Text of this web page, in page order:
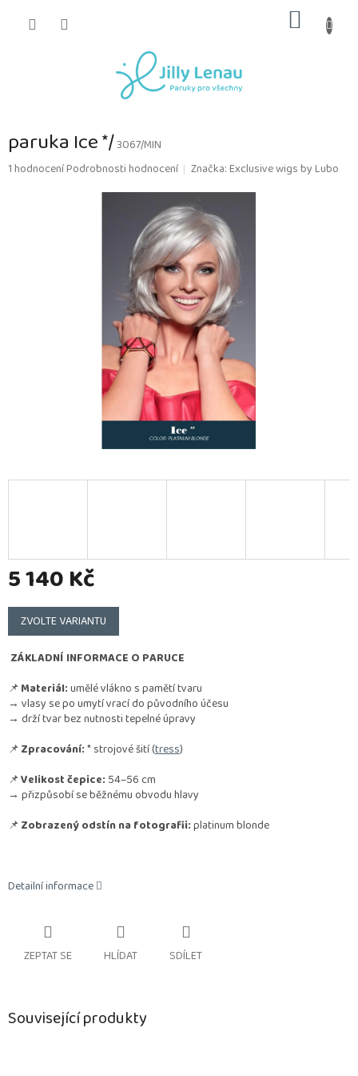
KOŠÍK
paruka Ice */3067/MIN
Průměrné
1 hodnoceníPodrobnosti hodnocení Značka:Exclusive wigs by Lubo
5 140 Kč
Měrná
cena:
ZVOLTE VARIANTU
ZÁKLADNÍ INFORMACE O PARUCE
📌Materiál:umělé vlákno s pamětí tvaru
→ vlasy se po umytí vrací do původního účesu
→ drží tvar bez nutnosti tepelné úpravy
📌Zpracování:* strojové šití (tress)
📌Velikost čepice: 54–56 cm
→ přizpůsobí se běžnému obvodu hlavy
📌Zobrazený odstín na fotografii:platinum blonde
Detailní informace
ZEPTAT SE HLÍDAT SDÍLET
Související produkty